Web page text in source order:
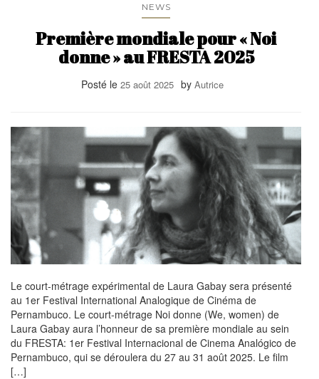
NEWS
Première mondiale pour « Noi
donne » au FRESTA 2025
Posté le 25 août 2025 by Autrice
Le court-métrage expérimental de Laura Gabay sera présenté
au 1er Festival International Analogique de Cinéma de
Pernambuco. Le court-métrage Noi donne (We, women) de
Laura Gabay aura l’honneur de sa première mondiale au sein
du FRESTA: 1er Festival Internacional de Cinema Analógico de
Pernambuco, qui se déroulera du 27 au 31 août 2025. Le film
[…]